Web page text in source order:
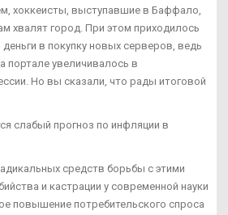
хоккеисты, выступавшие в Баффало,
хвалят город. При этом приходилось
в покупку новых серверов, ведь
портале увеличивалось в
Но вы сказали, что рады итоговой
слабый прогноз по инфляции в
средств борьбы с этими
и кастрации у современной науки
повышение потребительского спроса